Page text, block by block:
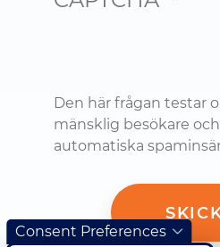
Den här frågan testar
mänsklig besökare
automatiska
Consent Preferences